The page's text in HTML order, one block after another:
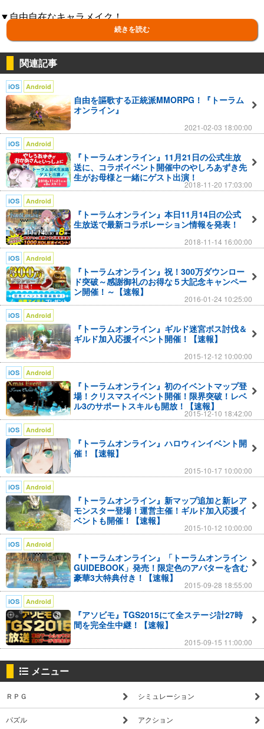
▼自由自在なキャラメイク！
500億通りを超えるキャラメイクで、自分好みのキャラクター
を作り上げよう。
RPGによくある「職業」という枠を無くし、プレイヤーが望
んだ通りのキャラクターに育て上げる「スキルシステム」。
ゲームを進めていけば、装備の能力までもが自由に作成でき
る…！
【物語の舞台】
数百年前に大地がバラバラに崩壊するほどの大変動に見舞わ
れ、神々が急きょ四散した大地を寄せ集めつなぎ合わせたため
に、モザイク状の異様な景観になってしまった世界。
元々あった国家は消滅したが、4つの民族が種を超越した主義
主張で離合集散を繰り返した結果、4つの派に分かれている。
そんな中、一人の冒険者《貴方》が特異な特徴を持つこの世界
にやって来た。
冒険者《貴方》は、世界を構成する４派の様々な人々と出会い
ながら多種多様な冒険をくぐり抜け、その裏側でひそかに増殖
する謎の存在と対峙してゆくことになる……
【ゲーム概要】
タイトル：トーラム オンライン（Toram Online）
ジャンル：自由を謳歌する正統派 MMORPG
●推奨環境
OS : Android 4.0以上
CPU : Quad-core以上
RAM : 2GB以上
通信環境 : Wi-Fi (ADSL 10Mbps以上)
●必須環境
OS : Android 2.3
CPU : Dual-core
RAM : 1GB
通信環境:3G / LTE
※一部機種に関しては条件を満たしていても動作しない可能性
があります。
■公式ブログ：http://blog.toram.jp/
■Twitter：https://twitter.com/toram_pr
■facebook：https://www.facebook.com/toram.jp
■Google＋：https://plus.google.com/+ToramJpOfficial/posts
▼Android端末間でのキャラクター移行について
Android版トーラム オンラインでは、『Google ID(以下Google
アカウント)』を用いたユーザー認証を行っております。
Google アカウント設定を行うことで下記ケースにおいても引
き続きアカウント情報（キャラクター等）を継続して利用でき
ます。
続きを読む
関連記事
iOS Android
自由を謳歌する正統派MMORPG！『トーラム
オンライン』
2021-02-03 18:00:00
iOS Android
『トーラムオンライン』11月21日の公式生放
送に、コラボイベント開催中のやしろあずき先
生がお母様と一緒にゲスト出演！
2018-11-20 17:03:00
iOS Android
『トーラムオンライン』本日11月14日の公式
生放送で最新コラボレーション情報を発表！
2018-11-14 16:00:00
iOS Android
『トーラムオンライン』祝！300万ダウンロー
ド突破～感謝御礼のお得な５大記念キャンペー
ン開催！～【速報】
2016-01-24 10:25:00
iOS Android
『トーラムオンライン』ギルド迷宮ボス討伐＆
ギルド加入応援イベント開催！【速報】
2015-12-12 10:00:00
iOS Android
『トーラムオンライン』初のイベントマップ登
場！クリスマスイベント開催！限界突破！レベ
ル3のサポートスキルも開放！【速報】
2015-12-10 18:42:00
iOS Android
『トーラムオンライン』ハロウィンイベント開
催！【速報】
2015-10-17 10:00:00
iOS Android
『トーラムオンライン』新マップ追加と新レア
モンスター登場！運営主催！ギルド加入応援イ
ベントも開催！【速報】
2015-10-12 10:00:00
iOS Android
『トーラムオンライン』「トーラムオンライン
GUIDEBOOK」発売！限定色のアバターを含む
豪華3大特典付き！【速報】
2015-09-28 18:55:00
iOS Android
『アソビモ』TGS2015にて全ステージ計27時
間を完全生中継！【速報】
2015-09-15 11:00:00
メニュー
ＲＰＧ シミュレーション
パズル アクション